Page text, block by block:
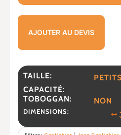
AJOUTER AU DEVIS
TAILLE:
PETITS
CAPACITÉ:
TOBOGGAN:
NON
DIMENSIONS: